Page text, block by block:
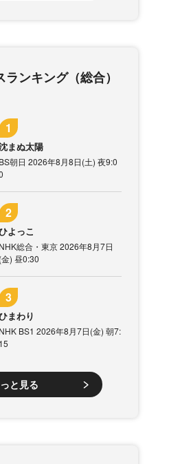
ンキング（総合）
まぬ太陽
BS朝日 2026年8月8日(土) 夜9:0
よっこ
NHK総合・東京 2026年8月7日
(金) 昼0:30
まわり
NHK BS1 2026年8月7日(金) 朝7:
15
と見る